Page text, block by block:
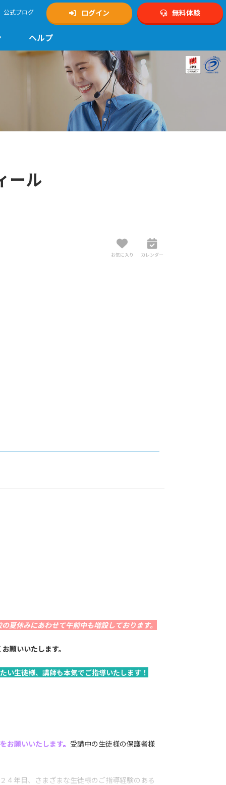
公式ブログ ログイン 無料体験
ヘルプ
ール
お気に入り カレンダー
夏休みにあわせて午前中も増設しております。
願いいたします。
い生徒様、講師も本気でご指導いたします！
お願いいたします。 受講中の生徒様の保護者様
４年目、さまざまな生徒様のご指導経験のある